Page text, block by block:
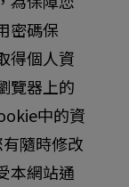
密碼保
得個人資
覽器上的
中的資
隨時修改
本網站通